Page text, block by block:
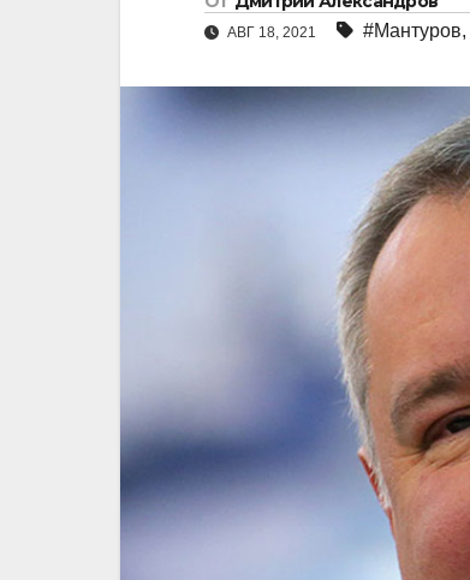
АВГ 18, 2021 #Мантуров,